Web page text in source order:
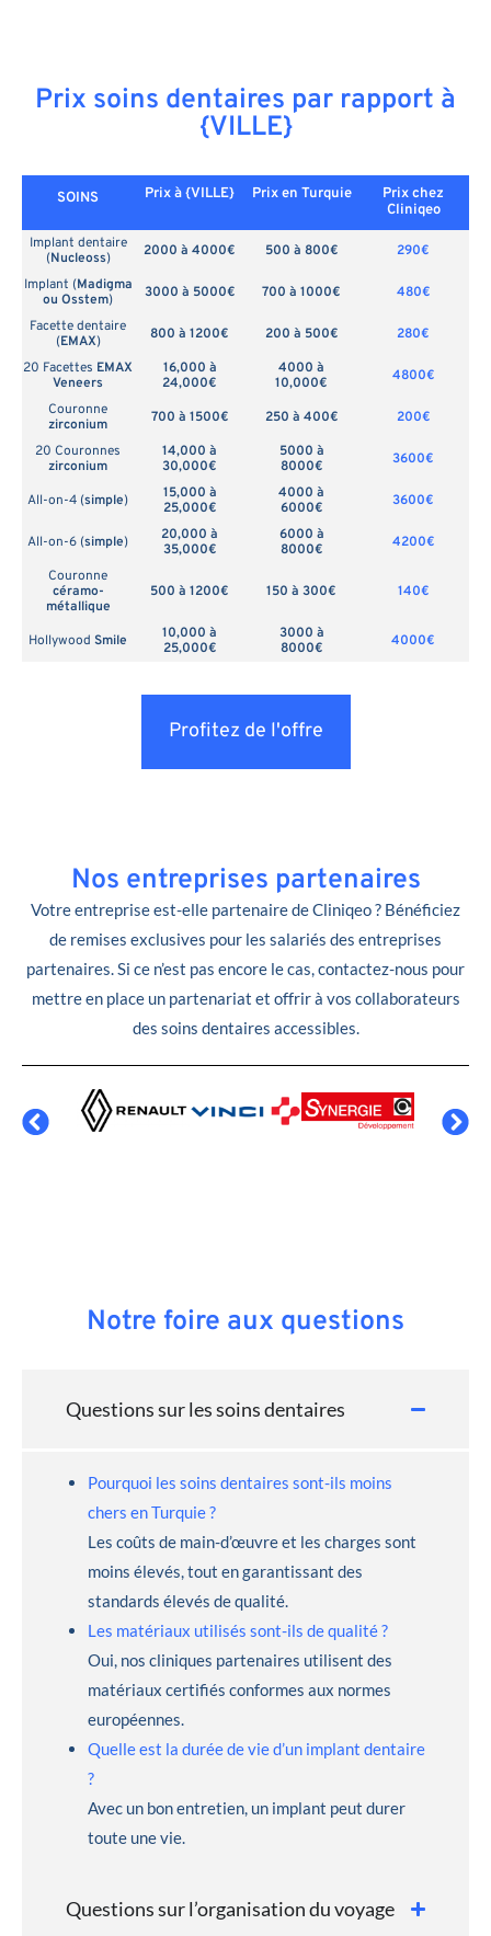
Prix soins dentaires par rapport à
{VILLE}
SOINS Prix à {VILLE} Prix en Turquie
Prix chez
Cliniqeo
Implant dentaire
(Nucleoss) 2000 à 4000€ 500 à 800€
290€
Implant (Madigma
ou Osstem) 3000 à 5000€ 700 à 1000€
480€
Facette dentaire
(EMAX) 800 à 1200€ 200 à 500€
280€
20 Facettes EMAX
Veneers
16,000 à
24,000€
4000 à
10,000€
4800€
Couronne
zirconium
700 à 1500€ 250 à 400€
200€
20 Couronnes
zirconium
14,000 à
30,000€
5000 à
8000€
3600€
All-on-4 (simple)
15,000 à
25,000€
4000 à
6000€
3600€
All-on-6 (simple)
20,000 à
35,000€
6000 à
8000€
4200€
Couronne
céramo-
métallique
500 à 1200€ 150 à 300€ 140€
Hollywood Smile
10,000 à
25,000€
3000 à
8000€
4000€
Profitez de l'offre
Nos entreprises partenaires
Votre entreprise est-elle partenaire de Cliniqeo ? Bénéficiez
de remises exclusives pour les salariés des entreprises
partenaires. Si ce n’est pas encore le cas, contactez-nous pour
mettre en place un partenariat et offrir à vos collaborateurs
des soins dentaires accessibles.
Notre foire aux questions
Questions sur les soins dentaires
Pourquoi les soins dentaires sont-ils moins
chers en Turquie ?
Les coûts de main-d’œuvre et les charges sont
moins élevés, tout en garantissant des
standards élevés de qualité.
Les matériaux utilisés sont-ils de qualité ?
Oui, nos cliniques partenaires utilisent des
matériaux certifiés conformes aux normes
européennes.
Quelle est la durée de vie d’un implant dentaire
?
Avec un bon entretien, un implant peut durer
toute une vie.
Questions sur l’organisation du voyage